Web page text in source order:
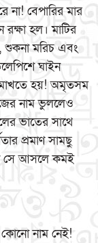
না! বেপারির মার
রক্ষা হল। মাটির
শুকনা মরিচ এবং
ঘাইন
মাখতে হয়! অমৃতসম
নাম ভুললেও
ভাতের সাথে
প্রমাণ সামছু
সে আসলে কমই
নাম নেই!